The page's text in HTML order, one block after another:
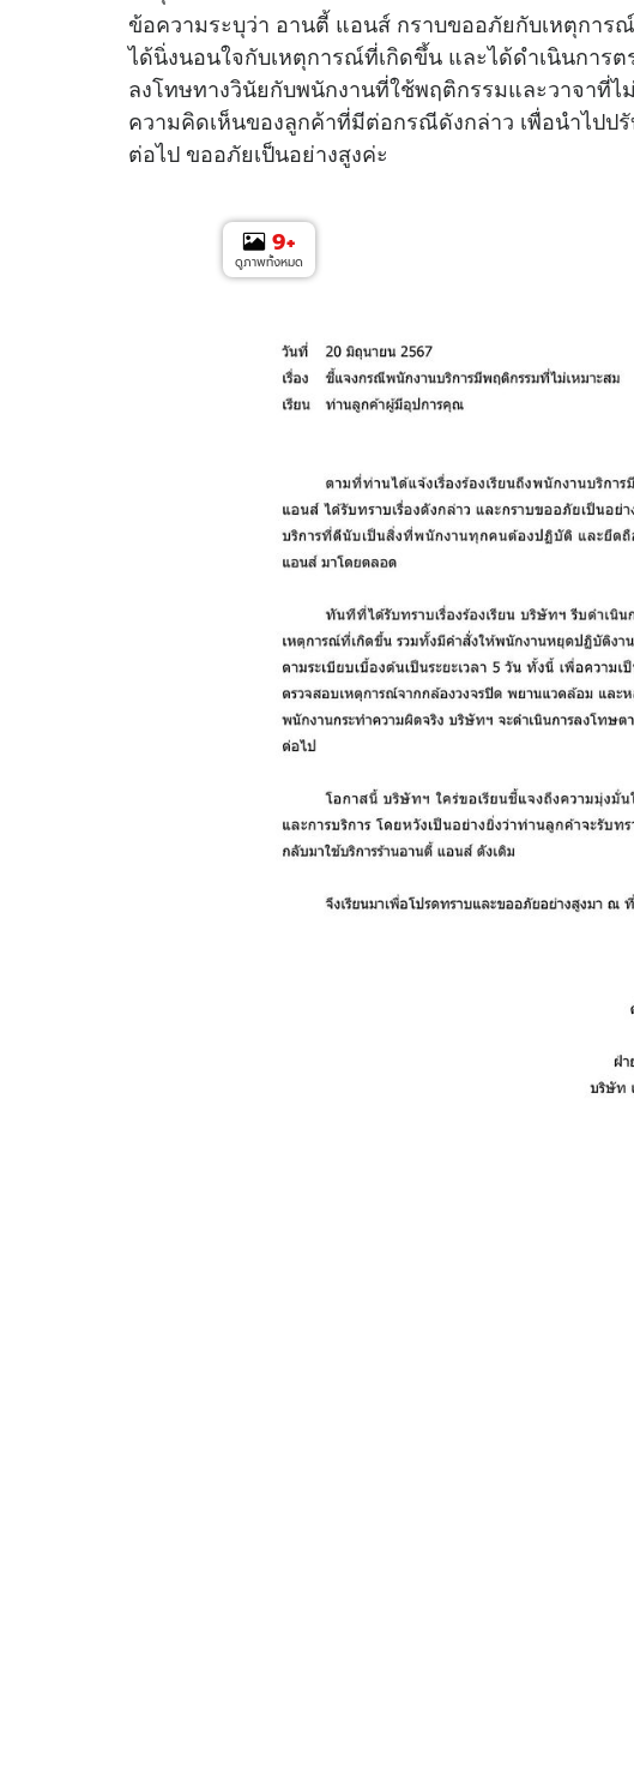
ข้อความระบุว่า อานตี้ แอนส์ กราบขออภัยกับเหตุการ
ได้นิ่งนอนใจกับเหตุการณ์ที่เกิดขึ้น และได้ดำเนินการต
ลงโทษทางวินัยกับพนักงานที่ใช้พฤติกรรมและวาจาที่
ความคิดเห็นของลูกค้าที่มีต่อกรณีดังกล่าว เพื่อนำไปป
ต่อไป ขออภัยเป็นอย่างสูงค่ะ
9+
ดูภาพทั้งหมด